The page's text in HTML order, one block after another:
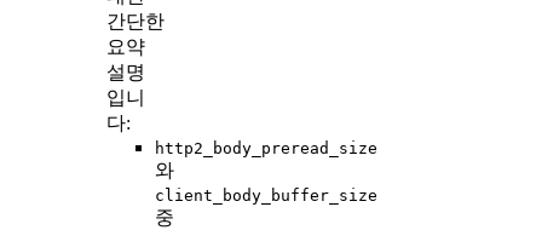
간단한
요약
설명
입니
다:
http2_body_preread_size
와
client_body_buffer_size
중